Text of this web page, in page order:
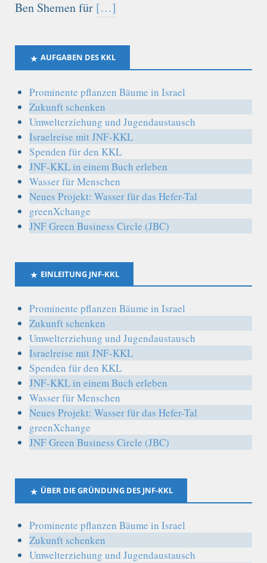
Ben Shemen für […]
AUFGABEN DES KKL
Prominente pflanzen Bäume in Israel
Zukunft schenken
Umwelterziehung und Jugendaustausch
Israelreise mit JNF-KKL
Spenden für den KKL
JNF-KKL in einem Buch erleben
Wasser für Menschen
Neues Projekt: Wasser für das Hefer-Tal
greenXchange
JNF Green Business Circle (JBC)
EINLEITUNG JNF-KKL
Prominente pflanzen Bäume in Israel
Zukunft schenken
Umwelterziehung und Jugendaustausch
Israelreise mit JNF-KKL
Spenden für den KKL
JNF-KKL in einem Buch erleben
Wasser für Menschen
Neues Projekt: Wasser für das Hefer-Tal
greenXchange
JNF Green Business Circle (JBC)
ÜBER DIE GRÜNDUNG DES JNF-KKL
Prominente pflanzen Bäume in Israel
Zukunft schenken
Umwelterziehung und Jugendaustausch